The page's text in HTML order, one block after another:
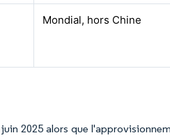
Mondial, hors Chine
2025 alors que